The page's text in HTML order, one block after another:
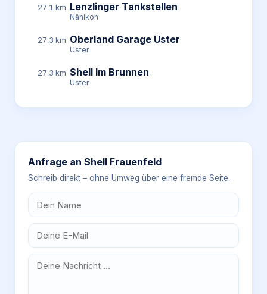
27.1 km Lenzlinger Tankstellen
Nänikon
27.3 km Oberland Garage Uster
Uster
27.3 km Shell Im Brunnen
Uster
Anfrage an Shell Frauenfeld
Schreib direkt – ohne Umweg über eine fremde Seite.